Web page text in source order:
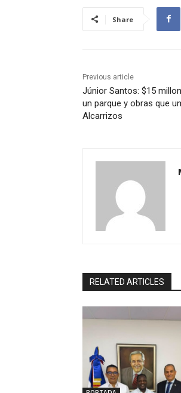
Share
Previous article
Júnior Santos: $15
un parque y obras que
Alcarrizos
RELATED ARTICLES